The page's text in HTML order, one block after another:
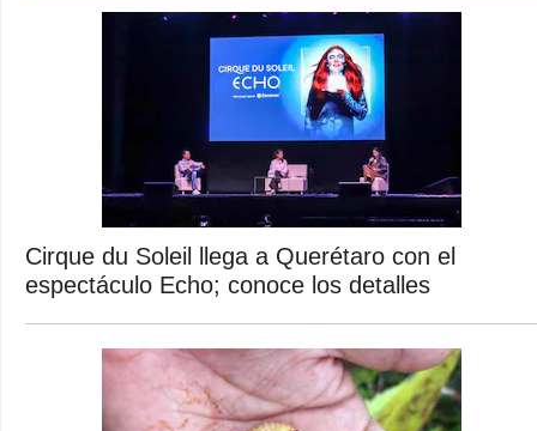
Cirque du Soleil llega a Querétaro con el
espectáculo Echo; conoce los detalles